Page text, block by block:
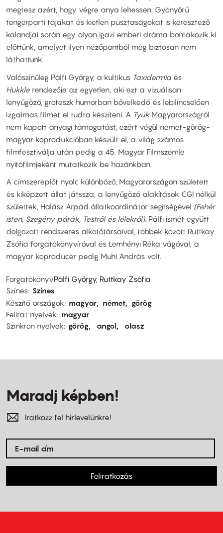
megtesz azért, hogy végre anya lehessen. Gyönyörű
tengerparti tájakat és kietlen pusztaságokat is keresztező
kalandjai során egy olyan igazi emberi dráma bontakozik ki
előttünk, amelyet ilyen nézőpontból még biztosan nem
láthattunk.
Valószínűleg Pálfi György, a kultikus Taxidermiaés
Hukkle rendezője az egyetlen, aki ezt a vizuálisan
lenyűgöző, groteszk humorban bővelkedő és lebilincselően
izgalmas filmet el tudta készíteni. A TyúkMagyarországról
nem kapott anyagi támogatást, ezért végül német-görög-
magyar koprodukcióban készült el, a világ számos
filmfesztiválja után pedig a 45. Magyar Filmszemle
nyitófilmjeként mutatkozik be hazánkban.
A címszereplőt nyolc különböző, Magyarországon született
és kiképzett állat játssza, a lenyűgöző alakítások CGI nélkül
születtek, Halász Árpád állatkoordinátor segítségével (Fehér
isten, Szegény párák, Testről és lélekről). Pálfi ismét együtt
dolgozott rendszeres alkotótársaival, többek között Ruttkay
Zsófia forgatókönyvíróval és Lemhényi Réka vágóval, a
magyar koproducer pedig Muhi András volt.
ForgatókönyvPálfi György, Ruttkay Zsófia
Színes Színes
Készítő országok
magyar német
görög
Felirat nyelvek
magyar
Szinkron nyelvek
görög angol olasz
Maradj képben!
Iratkozz fel hírlevelünkre!
Feliratkozás